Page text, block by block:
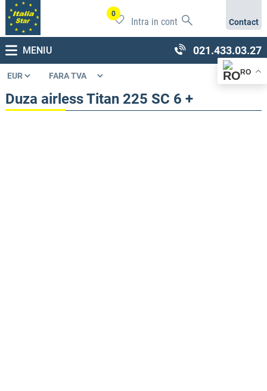
0
Intra in cont Contact
MENIU 021.433.03.27
Duza airless Titan 225 SC 6 +
RO